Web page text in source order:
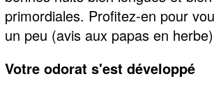
primordiales. Profitez-en pour
un peu (avis aux papas en
Votre odorat s'est développé